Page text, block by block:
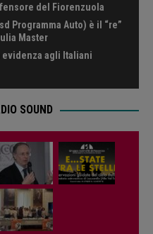
del Fiorenzuola
Programma Auto) è il “re”
Master
evidenza agli Italiani
SOUND